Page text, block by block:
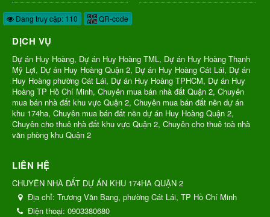
Đang truy cập: 110 QR-code
DỊCH VỤ
Dự án Huy Hoàng, Dự án Huy Hoàng TML, Dự án Huy Hoàng Thạnh
Mỹ Lợi, Dự án Huy Hoàng Quận 2, Dự án Huy Hoàng Cát Lái, Dự án
Huy Hoàng phường Cát Lái, Dự án Huy Hoàng TPHCM, Dự án Huy
Hoàng TP Hồ Chí Minh, Chuyên mua bán nhà đất Quận 2, Chuyên
mua bán nhà đất khu vực Quận 2, Chuyên mua bán đất nền dự án
khu 174ha, Chuyên mua bán đất nền dự án Huy Hoàng Quận 2,
Chuyên cho thuê nhà đất khu vực Quận 2, Chuyên cho thuê toà nhà
văn phòng khu Quận 2
LIÊN HỆ
CHUYÊN NHÀ ĐẤT DỰ ÁN KHU 174HA QUẬN 2
Địa chỉ: Trương Văn Bang, phường Cát Lái, TP Hồ Chí Minh
Điện thoại: 0903380680